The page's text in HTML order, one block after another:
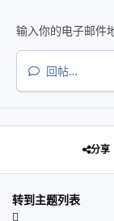
回帖…
分享
转到主题列表